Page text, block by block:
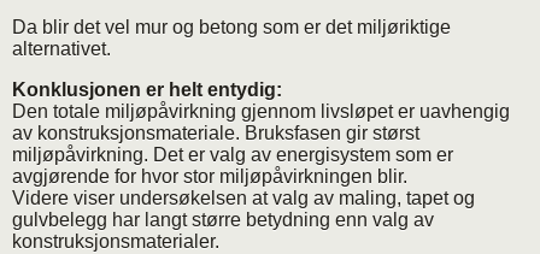
Da blir det vel mur og betong som er det miljøriktige
alternativet.
Konklusjonen er helt entydig:
Den totale miljøpåvirkning gjennom livsløpet er uavhengig
av konstruksjonsmateriale. Bruksfasen gir størst
miljøpåvirkning. Det er valg av energisystem som er
avgjørende for hvor stor miljøpåvirkningen blir.
Videre viser undersøkelsen at valg av maling, tapet og
gulvbelegg har langt større betydning enn valg av
konstruksjonsmaterialer.